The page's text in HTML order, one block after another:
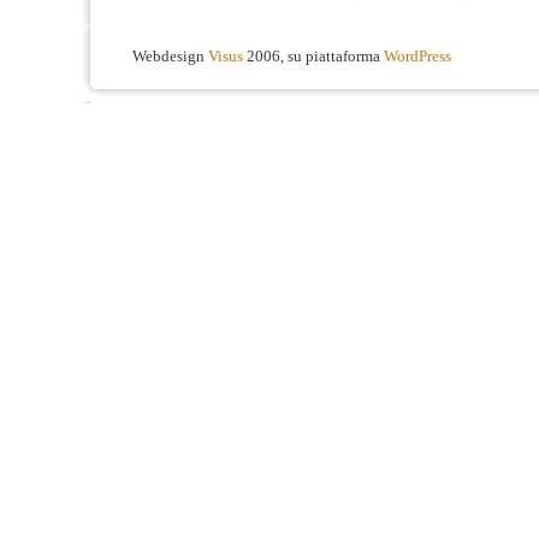
Webdesign Visus 2006, su piattaforma WordPress